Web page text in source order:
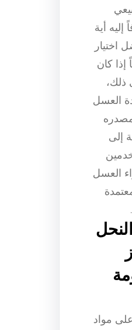
أية
اختيار
كان
ذلك،
العسل
إلى
العسل
مواد